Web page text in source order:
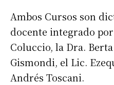
Ambos Cursos son
docente integrado
Coluccio, la Dra.
Gismondi, el Lic.
Andrés Toscani.